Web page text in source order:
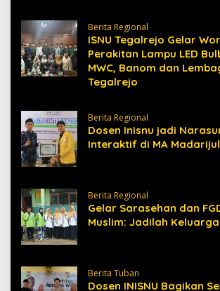
Berita Regional
ISNU Tegalrejo Gelar
Perakitan Lampu LED
MWC, Banom dan
Tegalrejo
Berita Regional
Dosen Inisnu jadi
Interaktif di MA
Berita Regional
Gelar Sarasehan dan
Muslim: Jadilah Keluarga
Berita Tuban
Dosen INISNU Bagikan